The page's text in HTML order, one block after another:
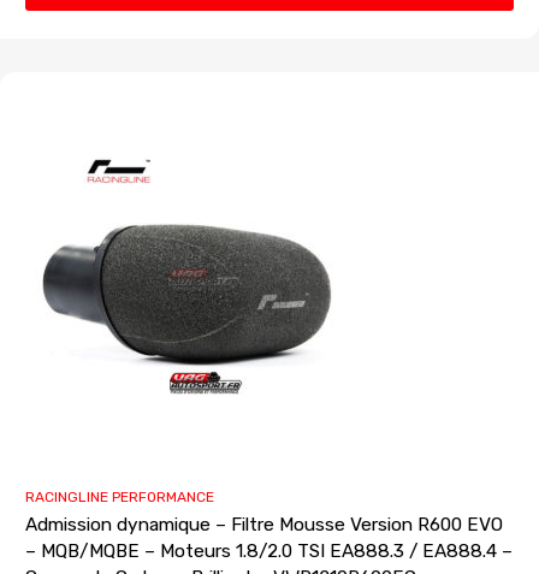
RACINGLINE PERFORMANCE
Admission dynamique – Filtre Mousse Version R600 EVO
– MQB/MQBE – Moteurs 1.8/2.0 TSI EA888.3 / EA888.4 –